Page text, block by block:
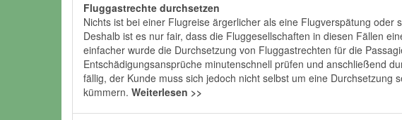
Fluggastrechte durchsetzen
Nichts ist bei einer Flugreise ärgerlicher als eine Flugverspätung oder
Deshalb ist es nur fair, dass die Fluggesellschaften in diesen Fällen
einfacher wurde die Durchsetzung von Fluggastrechten für die
Entschädigungsansprüche minutenschnell prüfen und anschließend
fällig, der Kunde muss sich jedoch nicht selbst um eine Durchsetzung
kümmern. Weiterlesen >>